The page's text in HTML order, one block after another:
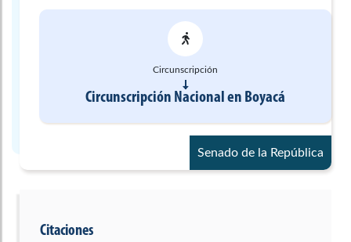
Circunscripción
Circunscripción Nacional en Boyacá
Senado de la República
Citaciones